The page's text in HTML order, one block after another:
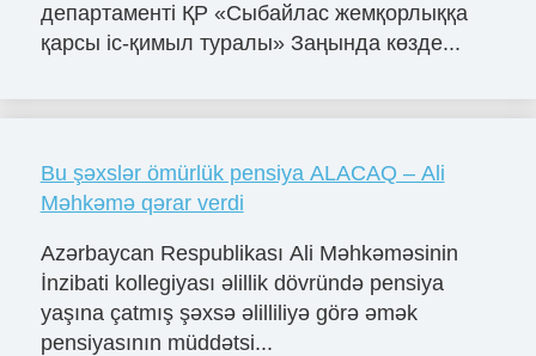
департаменті ҚР «Сыбайлас жемқорлыққа
қарсы іс-қимыл туралы» Заңында көзде...
Bu şəxslər ömürlük pensiya ALACAQ – Ali
Məhkəmə qərar verdi
Azərbaycan Respublikası Ali Məhkəməsinin
İnzibati kollegiyası əlillik dövründə pensiya
yaşına çatmış şəxsə əlilliliyə görə əmək
pensiyasının müddətsi...